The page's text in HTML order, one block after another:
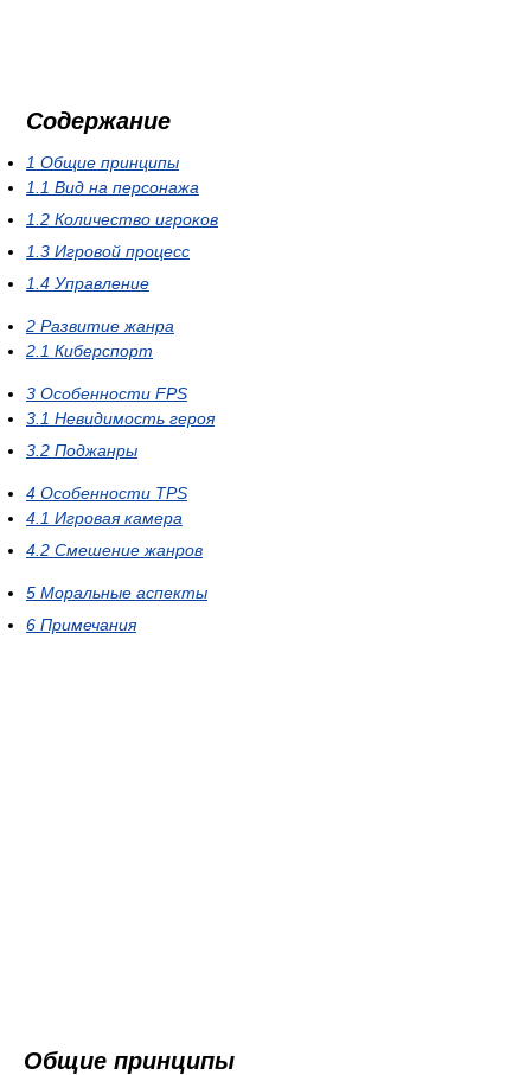
Содержание
1 Общие принципы
1.1 Вид на персонажа
1.2 Количество игроков
1.3 Игровой процесс
1.4 Управление
2 Развитие жанра
2.1 Киберспорт
3 Особенности FPS
3.1 Невидимость героя
3.2 Поджанры
4 Особенности TPS
4.1 Игровая камера
4.2 Смешение жанров
5 Моральные аспекты
6 Примечания
Общие принципы